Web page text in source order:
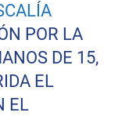
POR LA
DE 15,
EL
EL